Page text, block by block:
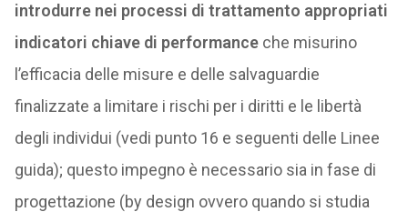
introdurre nei processi di trattamento appropriati
indicatori chiave di performanceche misurino
l’efficacia delle misure e delle salvaguardie
finalizzate a limitare i rischi per i diritti e le libertà
degli individui (vedi punto 16 e seguenti delle Linee
guida); questo impegno è necessario sia in fase di
progettazione (by design ovvero quando si studia